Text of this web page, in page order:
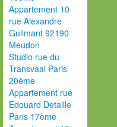
Appartement 10
rue Alexandre
Guilmant 92190
Meudon
Studio rue du
Transvaal Paris
20ème
Appartement rue
Edouard Detaille
Paris 17ème